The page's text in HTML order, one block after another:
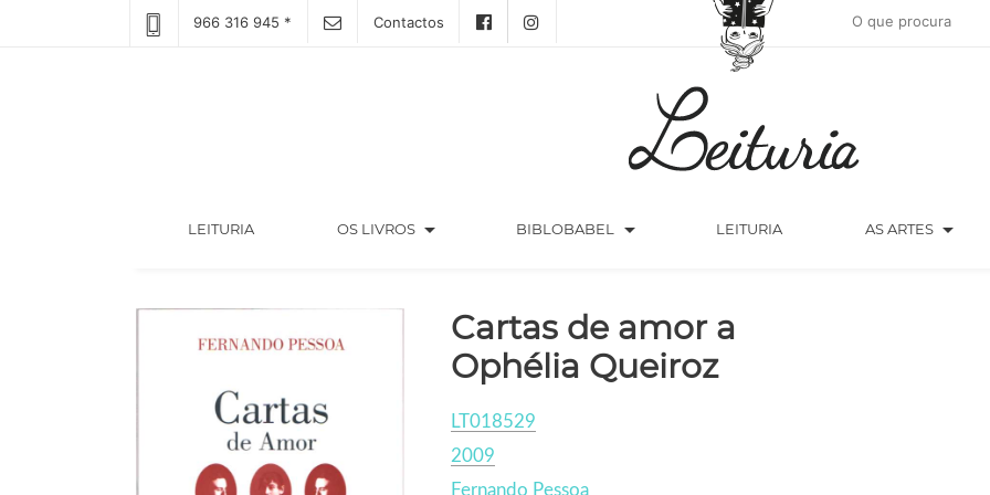
966 316 945 * Contactos
LEITURIA(CURRENT) OS LIVROS arrow_drop_down BIBLOBABEL arrow_drop_down LEITURIA AS ARTES arrow_drop_down
Cartas de amor a
Ophélia Queiroz
LT018529
2009
Fernando Pessoa